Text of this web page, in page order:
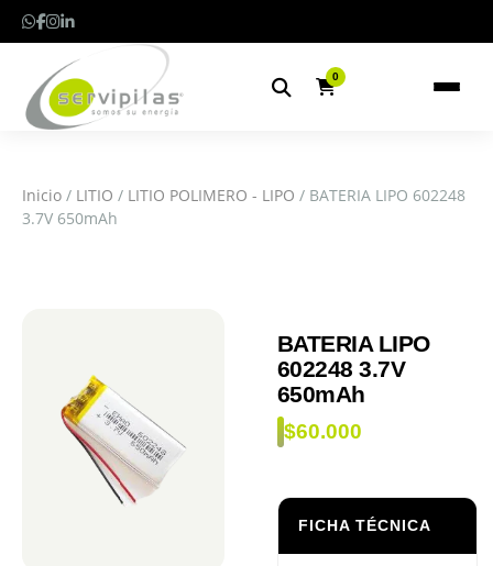
0
Inicio / LITIO / LITIO POLIMERO - LIPO / BATERIA LIPO 602248
3.7V 650mAh
BATERIA LIPO
602248 3.7V
650mAh
$60.000
FICHA TÉCNICA